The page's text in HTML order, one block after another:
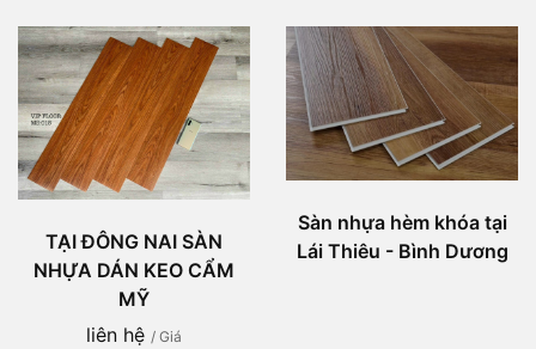
TẠI ĐÔNG NAI SÀN
NHỰA DÁN KEO CẨM
MỸ
liên hệ / Giá
Sàn nhựa hèm khóa tại
Lái Thiêu - Bình Dương